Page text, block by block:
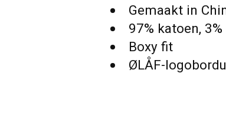
Gemaakt in
97% katoen,
Boxy fit
ØLÅF-